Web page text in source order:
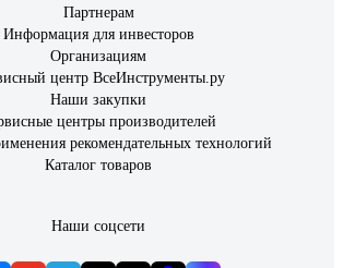
Партнерам
Информация для инвесторов
Организациям
центр ВсеИнструменты.ру
Наши закупки
центры производителей
рекомендательных технологий
Каталог товаров
Наши соцсети